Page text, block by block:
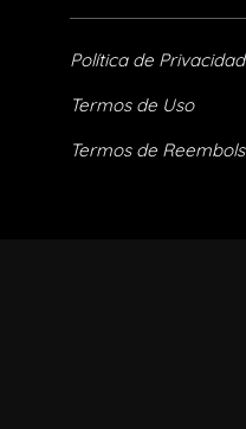
Política de
Termos de Uso
Termos de